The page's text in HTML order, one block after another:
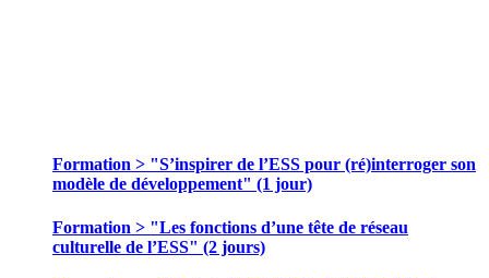
Formation > "S’inspirer de l’ESS pour (ré)interroger son
modèle de développement" (1 jour)
Formation > "Les fonctions d’une tête de réseau
culturelle de l’ESS" (2 jours)